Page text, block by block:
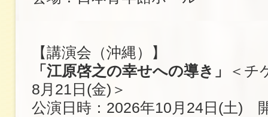
【講演会（沖縄）】
「江原啓之の幸せへの導き」
＜チ
8月21日(金)＞
公演日時：2026年10月24日(土)